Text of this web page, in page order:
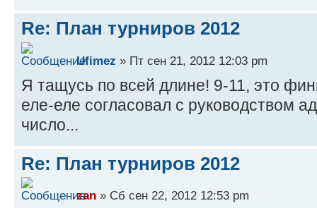
Re: План турниров 2012
Ufimez » Пт сен 21, 2012 12:03 pm
Я тащусь по всей длине! 9-11, это
еле-еле согласовал с руководством
число...
Re: План турниров 2012
zan » Сб сен 22, 2012 12:53 pm